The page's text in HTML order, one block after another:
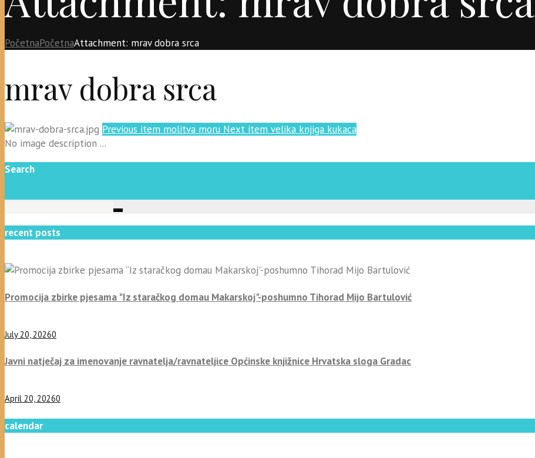
PočetnaPočetnaAttachment: mrav dobra srca
mrav dobra srca
Previous item molitva moru Next item velika knjiga kukaca
No image description ...
Search
recent posts
Promocija zbirke pjesama "Iz staračkog domau Makarskoj"-poshumno Tihorad Mijo Bartulović
July 20, 20260
Javni natječaj za imenovanje ravnatelja/ravnateljice Općinske knjižnice Hrvatska sloga Gradac
April 20, 20260
calendar